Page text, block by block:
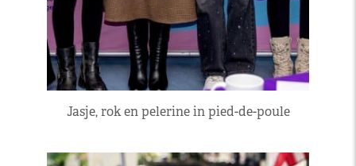
Jasje, rok en pelerine in pied-de-poule